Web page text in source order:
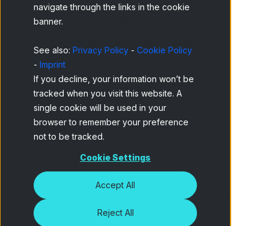
navigate through the links in the cookie
banner.
See also: Privacy Policy - Cookie Policy
- Imprint
If you decline, your information won’t be
tracked when you visit this website. A
single cookie will be used in your
browser to remember your preference
not to be tracked.
Cookie Settings
Accept All
Reject All
¿Qué es la muestra?
Diferencia entre población y muestra:
tabla comparativa
¿Por qué no estudiar siempre la
población completa?
Qué es una muestra representativa
Tipos de muestreo: probabilístico y no
probabilístico
Cómo afecta la elección de muestra a la
calidad de tus datos